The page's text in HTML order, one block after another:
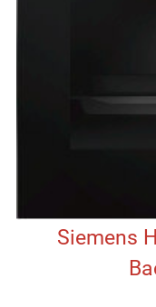
Siemens